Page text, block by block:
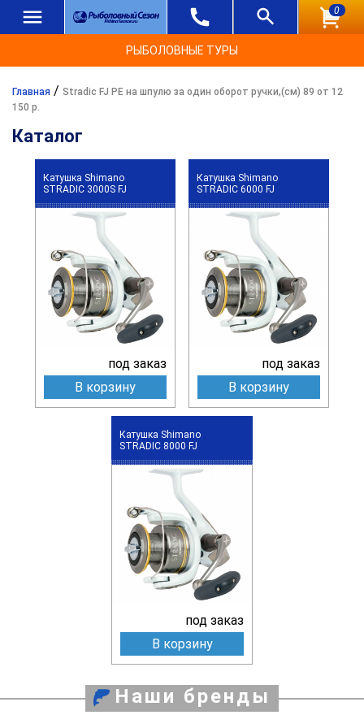
0
РЫБОЛОВНЫЕ ТУРЫ
Главная / Stradic FJ PE на шпулю за один оборот ручки,(см) 89 от 12
150 р.
Каталог
Катушка Shimano
STRADIC 3000S FJ
под заказ
В корзину
Катушка Shimano
STRADIC 6000 FJ
под заказ
В корзину
Катушка Shimano
STRADIC 8000 FJ
под заказ
В корзину
Наши бренды